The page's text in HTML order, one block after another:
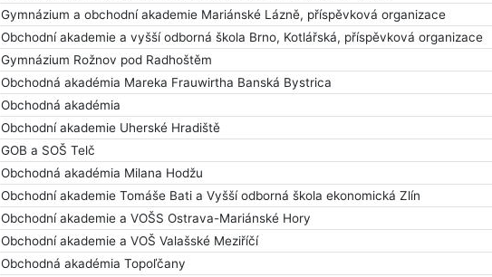
Gymnázium a obchodní akademie Mariánské Lázně, příspěvková organizace
Obchodní akademie a vyšší odborná škola Brno, Kotlářská, příspěvková organizace
Gymnázium Rožnov pod Radhoštěm
Obchodná akadémia Mareka Frauwirtha Banská Bystrica
Obchodná akadémia
Obchodní akademie Uherské Hradiště
GOB a SOŠ Telč
Obchodná akadémia Milana Hodžu
Obchodní akademie Tomáše Bati a Vyšší odborná škola ekonomická Zlín
Obchodní akademie a VOŠS Ostrava-Mariánské Hory
Obchodní akademie a VOŠ Valašské Meziříčí
Obchodná akadémia Topoľčany